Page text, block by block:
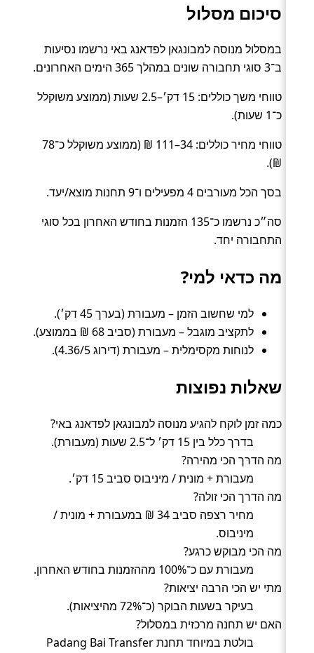
סיכום מסלול
במסלול מנוסה למבונגאן לפדאנג באי נרשמו נסיעות
ב־3 סוגי תחבורה שונים במהלך 365 הימים האחרונים.
טווחי משך כוללים: 15 דק׳–2.5 שעות (ממוצע משוקלל
כ־1 שעות).
טווחי מחיר כוללים: 34–111 ₪ (ממוצע משוקלל כ־78
₪).
בסך הכל מעורבים 4 מפעילים ו־9 תחנות מוצא/יעד.
סה״כ נרשמו כ־135 הזמנות בחודש האחרון בכל סוגי
התחבורה יחד.
מה כדאי למי?
למי שחשוב הזמן – מעבורת (בערך 45 דק׳).
לתקציב מוגבל – מעבורת (סביב 68 ₪ בממוצע).
לנוחות מקסימלית – מעבורת (דירוג 4.36/5).
שאלות נפוצות
כמה זמן לוקח להגיע מנוסה למבונגאן לפדאנג באי?
בדרך כלל בין 15 דק׳ ל־2.5 שעות (מעבורת).
מה הדרך הכי מהירה?
מעבורת + מונית / מיניבוס סביב 15 דק׳.
מה הדרך הכי זולה?
מחיר רצפה סביב 34 ₪ במעבורת + מונית /
מיניבוס.
מה הכי מבוקש כרגע?
מעבורת עם כ־100% מההזמנות בחודש האחרון.
מתי יש הכי הרבה יציאות?
בעיקר בשעות הבוקר (כ־72% מהיציאות).
האם יש תחנה מרכזית במסלול?
בולטת במיוחד תחנת Padang Bai Transfer